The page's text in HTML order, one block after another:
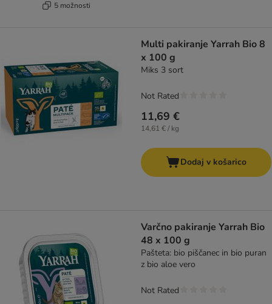
5 možnosti
Multi pakiranje Yarrah Bio 8
x 100 g
Miks 3 sort
11,69 €
14,61 € / kg
Not Rated
Dodaj v košarico
Varčno pakiranje Yarrah Bio
48 x 100 g
Pašteta: bio piščanec in bio puran
z bio aloe vero
Not Rated